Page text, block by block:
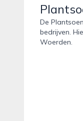
De
bedrijven.
Woerden.